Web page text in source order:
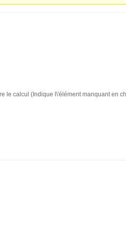
le calcul (Indique l\'élément manquant en